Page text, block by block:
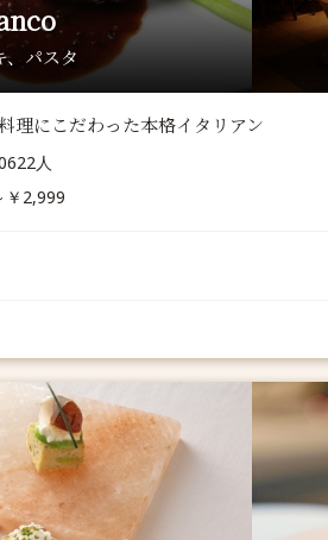
、パスタ
理にこだわった本格イタリアン
人
￥2,999